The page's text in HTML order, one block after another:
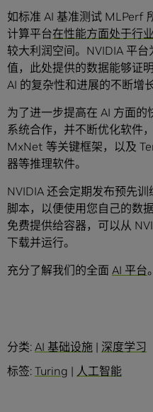
如标准 AI 基准测试 MLPerf
计算平台在性能方面处于行
较大利润空间。NVIDIA 平
值，此处提供的数据能够证
AI 的复杂性和进展的不断增
为了进一步提高在 AI 方面
系统合作，并不断优化软件
MxNet 等关键框架，以及
器等推理软件。
NVIDIA 还会定期发布预先
脚本，以便使用您自己的数
免费提供给容器，可以从
下载并运行。
充分了解我们的全面 AI 平台。
分类: AI 基础设施 | 深度学习
标签: Turing | 人工智能